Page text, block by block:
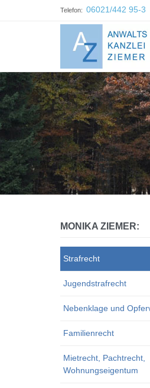
Telefon: 06021/442 95-3
MONIKA ZIEMER:
Strafrecht
Jugendstrafrecht
Nebenklage und
Familienrecht
Mietrecht, Pachtrecht,
Wohnungseigentum